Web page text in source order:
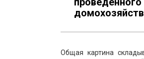
Общая картина